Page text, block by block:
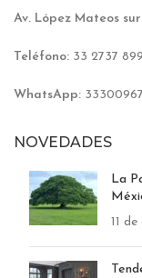
Av. López Mateos
Teléfono: 33 2737
WhatsApp:
NOVEDADES
La
11